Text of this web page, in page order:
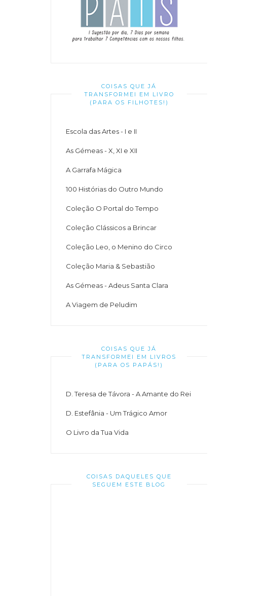
COISAS QUE JÁ
TRANSFORMEI EM LIVRO
(PARA OS FILHOTES!)
Escola das Artes - I e II
As Gémeas - X, XI e XII
A Garrafa Mágica
100 Histórias do Outro Mundo
Coleção O Portal do Tempo
Coleção Clássicos a Brincar
Coleção Leo, o Menino do Circo
Coleção Maria & Sebastião
As Gémeas - Adeus Santa Clara
A Viagem de Peludim
COISAS QUE JÁ
TRANSFORMEI EM LIVROS
(PARA OS PAPÁS!)
D. Teresa de Távora - A Amante do Rei
D. Estefânia - Um Trágico Amor
O Livro da Tua Vida
COISAS DAQUELES QUE
SEGUEM ESTE BLOG